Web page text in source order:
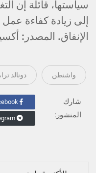
سياستها، قائلة إن
إلى زيادة كفاءة
الإنفاق. المصدر:
واشنطن دونالد
شارك
المنشور:
Facebook
Telegram